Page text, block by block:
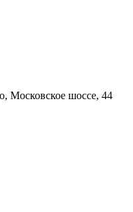
Московское шоссе, 44